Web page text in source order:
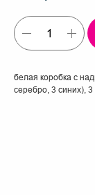
белая коробка с
серебро, 3 синих),